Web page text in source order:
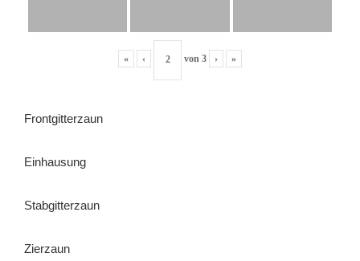
« ‹ von 3 › »
Frontgitterzaun
Einhausung
Stabgitterzaun
Zierzaun